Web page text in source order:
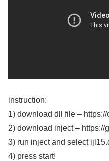
instruction:
1) download dll file – https://
2) download inject – https://
3) run inject and select
4) press start!